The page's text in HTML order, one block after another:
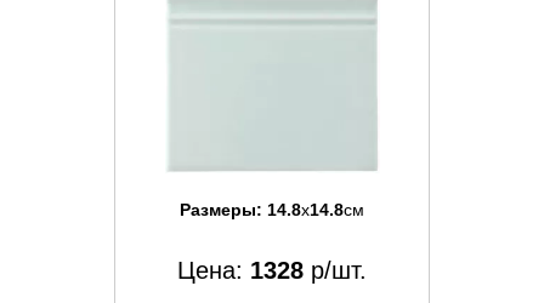
Размеры: 14.8x14.8см
Цена: 1328 р/шт.